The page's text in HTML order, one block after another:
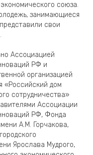
союза.
занимающиеся
свои
Ассоциацией
РФ и
организацией
«Российский дом
сотрудничества»
Ассоциации
РФ, Фонда
А.М. Горчакова,
Ярослава Мудрого,